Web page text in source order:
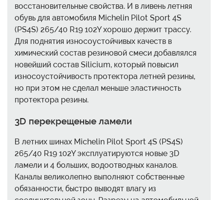
восстановительные свойства. И в ливень летняя
обувь для автомобиля Michelin Pilot Sport 4S
(PS4S) 265/40 R19 102Y хорошо держит трассу.
Для поднятия износоустойчивых качеств в
химический состав резиновой смеси добавлялся
новейший состав Silicium, который повысил
износоустойчивость протектора летней резины,
но при этом не сделал меньше эластичность
протектора резины.
3D перекрещеные ламели
В летних шинах Michelin Pilot Sport 4S (PS4S)
265/40 R19 102Y эксплуатируются новые 3D
ламели и 4 больших, водоотводных каналов.
Каналы великолепно выполняют собственные
обязанности, быстро выводят влагу из